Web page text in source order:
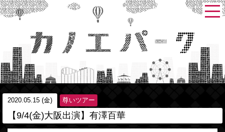
2020.05.15 (金) 尊いツアー
【9/4(金)大阪出演】有澤百華